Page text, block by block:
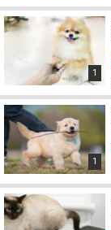
1
1